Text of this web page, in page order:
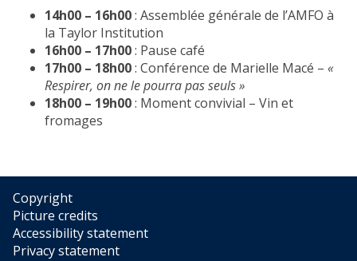
14h00 – 16h00: Assemblée générale de l’AMFO à
la Taylor Institution
16h00 – 17h00: Pause café
17h00 – 18h00: Conférence de Marielle Macé – «
Respirer, on ne le pourra pas seuls »
18h00 – 19h00: Moment convivial – Vin et
fromages
Copyright
Picture credits
Accessibility statement
Privacy statement